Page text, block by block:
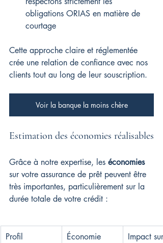
obligations ORIAS en matière de
courtage
Cette approche claire et réglementée
crée une relation de confiance avec nos
clients tout au long de leur souscription.
Voir la banque la moins chère
Estimation des économies réalisables
Grâce à notre expertise, les économies
sur votre assurance de prêt peuvent être
très importantes, particulièrement sur la
durée totale de votre crédit :
Profil
Économie
Impact